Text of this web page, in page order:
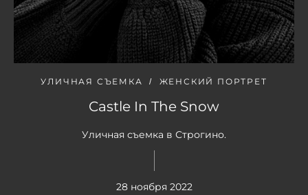
УЛИЧНАЯ СЪЕМКА ЖЕНСКИЙ ПОРТРЕТ
Castle In The Snow
Уличная съемка в Строгино.
28 ноября 2022